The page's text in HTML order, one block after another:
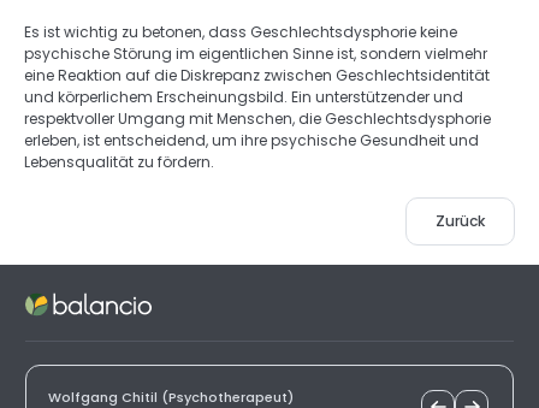
Es ist wichtig zu betonen, dass Geschlechtsdysphorie keine
psychische Störung im eigentlichen Sinne ist, sondern vielmehr
eine Reaktion auf die Diskrepanz zwischen Geschlechtsidentität
und körperlichem Erscheinungsbild. Ein unterstützender und
respektvoller Umgang mit Menschen, die Geschlechtsdysphorie
erleben, ist entscheidend, um ihre psychische Gesundheit und
Lebensqualität zu fördern.
Zurück
Wolfgang Chitil (Psychotherapeut)